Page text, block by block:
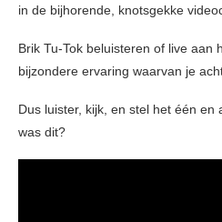
in de bijhorende, knotsgekke
Brik Tu-Tok beluisteren of live aan
bijzondere ervaring waarvan je
Dus luister, kijk, en stel het één en
was dit?